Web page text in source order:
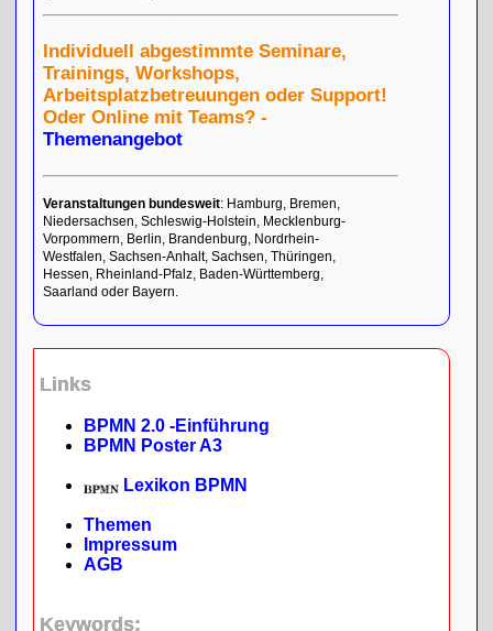
Individuell abgestimmte Seminare,
Trainings, Workshops,
Arbeitsplatzbetreuungen oder Support!
Oder Online mit Teams? -
Themenangebot
Veranstaltungen bundesweit: Hamburg, Bremen,
Niedersachsen, Schleswig-Holstein, Mecklenburg-
Vorpommern, Berlin, Brandenburg, Nordrhein-
Westfalen, Sachsen-Anhalt, Sachsen, Thüringen,
Hessen, Rheinland-Pfalz, Baden-Württemberg,
Saarland oder Bayern.
Links
BPMN 2.0 -Einführung
BPMN Poster A3
Lexikon BPMN
Themen
Impressum
AGB
Keywords: